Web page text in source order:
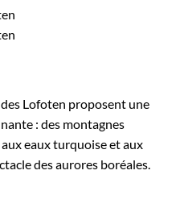
Lofoten proposent une
: des montagnes
eaux turquoise et aux
des aurores boréales.